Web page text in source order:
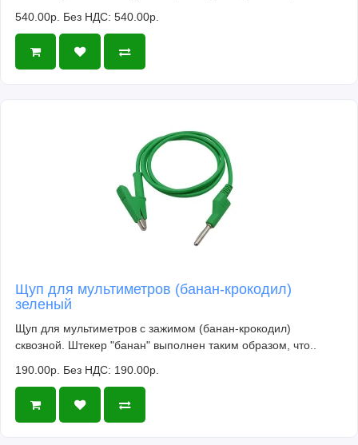
540.00р. Без НДС: 540.00р.
Щуп для мультиметров (банан-крокодил)
зеленый
Щуп для мультиметров с зажимом (банан-крокодил)
сквозной. Штекер "банан" выполнен таким образом, что..
190.00р. Без НДС: 190.00р.